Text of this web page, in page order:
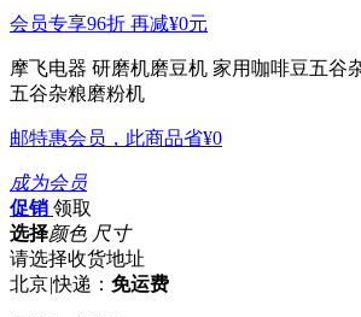
会员专享96折 再减¥0元
摩飞电器 研磨机磨豆机 家用咖啡豆五谷
五谷杂粮磨粉机
邮特惠会员，此商品省¥0
成为会员
促销 领取
选择颜色 尺寸
请选择收货地址
北京|快递： 免运费